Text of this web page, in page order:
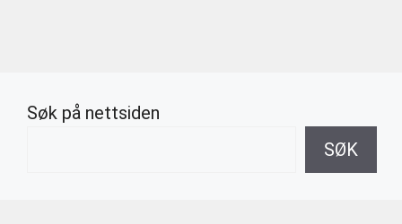
Søk på nettsiden
SØK